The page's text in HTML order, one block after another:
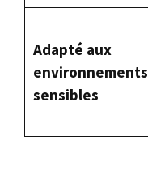
Adapté aux
environnements
sensibles